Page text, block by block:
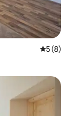
5 (8)